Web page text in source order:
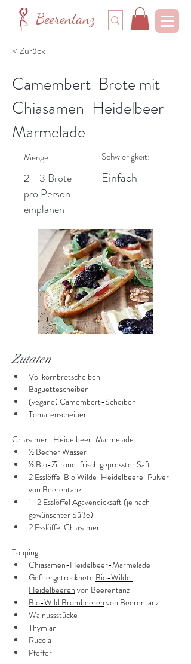
Beerentanz
< Zurück
Camembert-Brote mit
Chiasamen-Heidelbeer-
Marmelade
Menge:
2 - 3 Brote
pro Person
einplanen
Schwierigkeit:
Einfach
Zutaten
Vollkornbrotscheiben
Baguettescheiben
(vegane) Camembert-Scheiben
Tomatenscheiben
Chiasamen-Heidelbeer-Marmelade:
½ Becher Wasser
½ Bio-Zitrone: frisch gepresster Saft
2 Esslöffel Bio Wilde-Heidelbeere-Pulver
von Beerentanz
1–2 Esslöffel Agavendicksaft (je nach
gewünschter Süße)
2 Esslöffel Chiasamen
Topping:
Chiasamen-Heidelbeer-Marmelade
Gefriergetrocknete Bio-Wilde
Heidelbeeren von Beerentanz
Bio-Wild Brombeeren von Beerentanz
Walnussstücke
Thymian
Rucola
Pfeffer